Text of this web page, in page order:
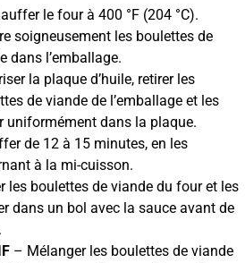
le four à 400 °F (204 °C).
soigneusement les boulettes de
dans l’emballage.
la plaque d’huile, retirer les
de viande de l’emballage et les
uniformément dans la plaque.
de 12 à 15 minutes, en les
à la mi-cuisson.
les boulettes de viande du four et les
dans un bol avec la sauce avant de
– Mélanger les boulettes de viande